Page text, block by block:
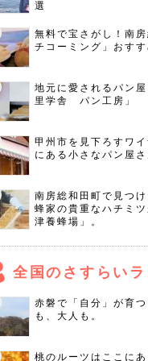
選
無料で宝さがし！南
チコーミング」おすす
地元に愛されるパン
里学舎 パン工房」
甲州市を見下ろすワ
にある小さなパン屋さ
南房総和田町で見つ
蜂家の貴重なハチミ
津養蜂場」。
全国のさすらい
赤磐で「自分」が育
も、大人も。
桃のルーツはここに